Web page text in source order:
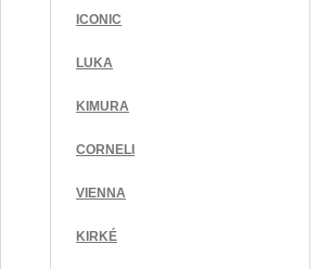
ICONIC
LUKA
KIMURA
CORNELI
VIENNA
KIRKÉ